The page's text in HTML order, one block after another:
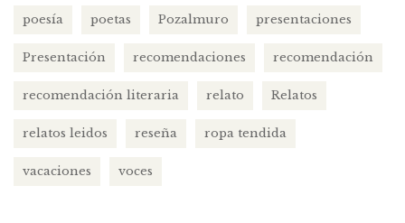
poesía poetas Pozalmuro presentaciones
Presentación recomendaciones recomendación
recomendación literaria relato Relatos
relatos leidos reseña ropa tendida
vacaciones voces